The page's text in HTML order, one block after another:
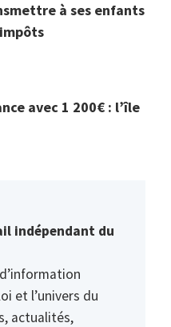
à ses enfants
avec 1 200€ : l’île
indépendant du
et l’univers du
actualités,